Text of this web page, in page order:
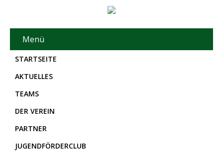
Menü
STARTSEITE
AKTUELLES
TEAMS
DER VEREIN
PARTNER
JUGENDFÖRDERCLUB